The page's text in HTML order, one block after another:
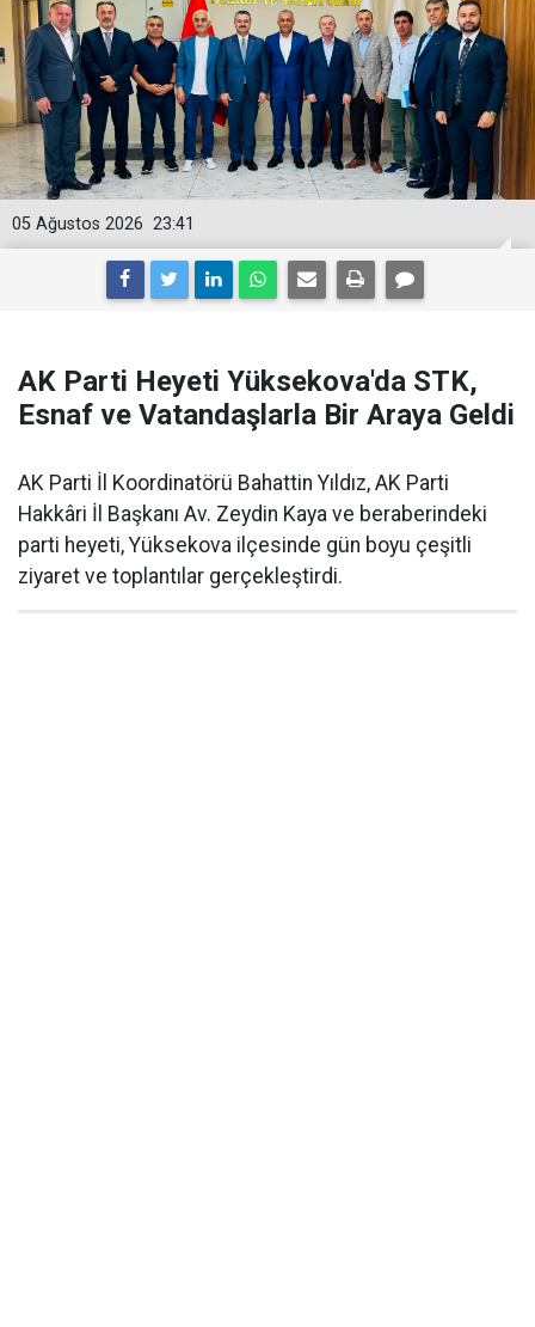
23:41
05 Ağustos 2026
AK Parti Heyeti Yüksekova'da STK,
Esnaf ve Vatandaşlarla Bir Araya Geldi
AK Parti İl Koordinatörü Bahattin Yıldız, AK Parti
Hakkâri İl Başkanı Av. Zeydin Kaya ve beraberindeki
parti heyeti, Yüksekova ilçesinde gün boyu çeşitli
ziyaret ve toplantılar gerçekleştirdi.